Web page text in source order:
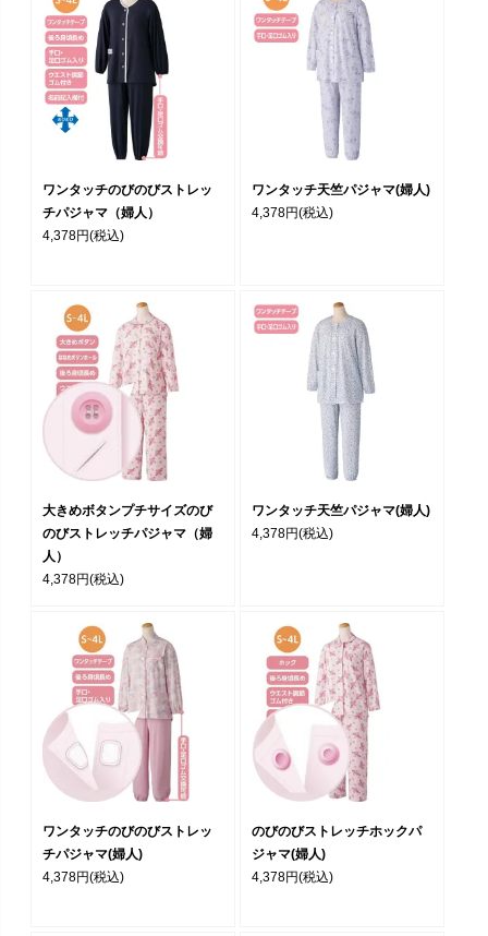
ワンタッチのびのびストレッ
チパジャマ（婦人）
4,378円(税込)
ワンタッチ天竺パジャマ(婦人)
4,378円(税込)
大きめボタンプチサイズのび
のびストレッチパジャマ（婦
人）
4,378円(税込)
ワンタッチ天竺パジャマ(婦人)
4,378円(税込)
ワンタッチのびのびストレッ
チパジャマ(婦人)
4,378円(税込)
のびのびストレッチホックパ
ジャマ(婦人)
4,378円(税込)